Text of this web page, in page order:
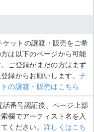
ケットの譲渡・販売をご希
は以下のページから可能
。ご登録がまだの方はまず
登録からお願いします。チ
の譲渡・販売はこちら
話番号認証後、ページ上部
欄でアーティスト名を入
ください。 詳しくはこち